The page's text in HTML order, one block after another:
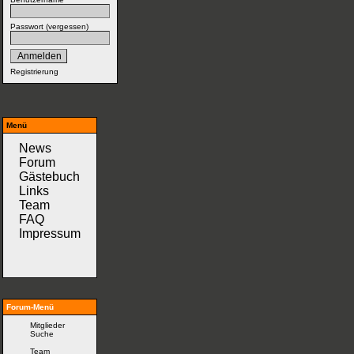
Passwort (vergessen)
Registrierung
Menü
News
Forum
Gästebuch
Links
Team
FAQ
Impressum
Forum-Menü
Mitglieder
Suche
Team